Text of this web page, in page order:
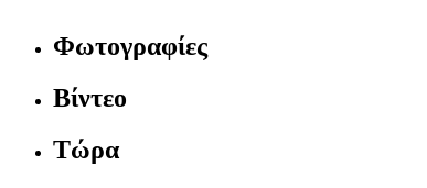
Φωτογραφίες
Βίντεο
Τώρα